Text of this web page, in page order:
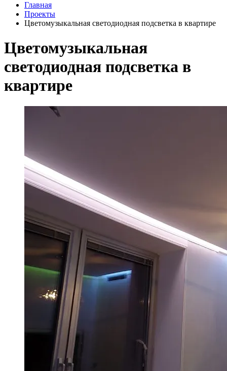
Главная
Проекты
Цветомузыкальная светодиодная подсветка в квартире
Цветомузыкальная
светодиодная подсветка в
квартире